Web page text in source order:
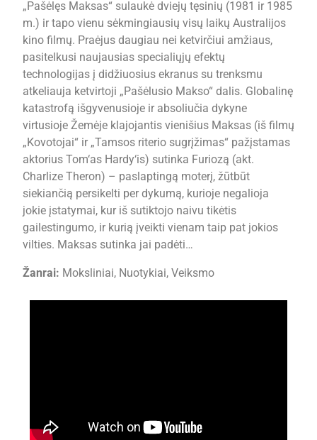
„Pašėlęs Maksas“ sulaukė dviejų tęsinių (1981 ir 1985
m.) ir tapo vienu sėkmingiausių visų laikų Australijos
kino filmų. Praėjus daugiau nei ketvirčiui amžiaus,
pasitelkusi naujausias specialiųjų efektų
technologijas į didžiuosius ekranus su trenksmu
atkeliauja ketvirtoji „Pašėlusio Makso“ dalis. Globalinę
katastrofą išgyvenusioje ir absoliučia dykyne
virtusioje Žemėje klajojantis vienišius Maksas (iš filmų
„Kovotojai“ ir „Tamsos riterio sugrįžimas“ pažįstamas
aktorius Tom‘as Hardy‘is) sutinka Furiozą (akt.
Charlize Theron) – paslaptingą moterį, žūtbūt
siekiančią persikelti per dykumą, kurioje negalioja
jokie įstatymai, kur iš sutiktojo naivu tikėtis
gailestingumo, ir kurią įveikti vienam taip pat jokios
vilties. Maksas sutinka jai padėti…
Žanrai: Moksliniai, Nuotykiai, Veiksmo